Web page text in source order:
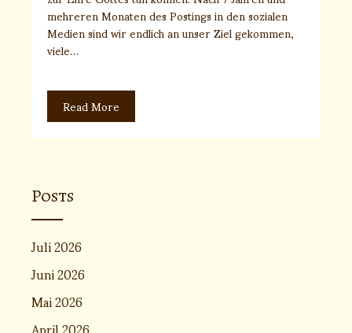
mehreren Monaten des Postings in den sozialen
Medien sind wir endlich an unser Ziel gekommen,
viele…
Read More
Posts
Juli 2026
Juni 2026
Mai 2026